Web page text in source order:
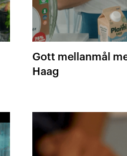
Gott mellanmål
Haag